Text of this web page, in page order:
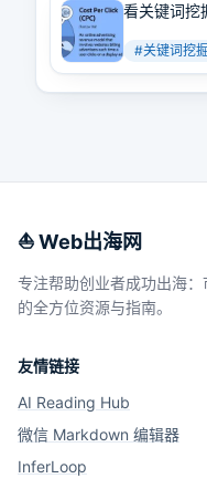
看关键词挖
#关键词挖
⛵️ Web出海网
专注帮助创业者成功出海
的全方位资源与指南。
友情链接
AI Reading Hub
微信 Markdown 编辑器
InferLoop